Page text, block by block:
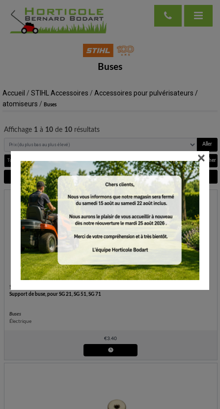
Buses
Accueil / STIHL Accessoires / Accessoires pour pulvérisateurs /
atomiseurs / Buses
Affichage 1à 10de 10résultats
Aller
Rechercher
Voir plus de filtres
STIHL
Support de buse, pour SG 21, SG 51, SG 71
Buses
Électrique
€3.40
×